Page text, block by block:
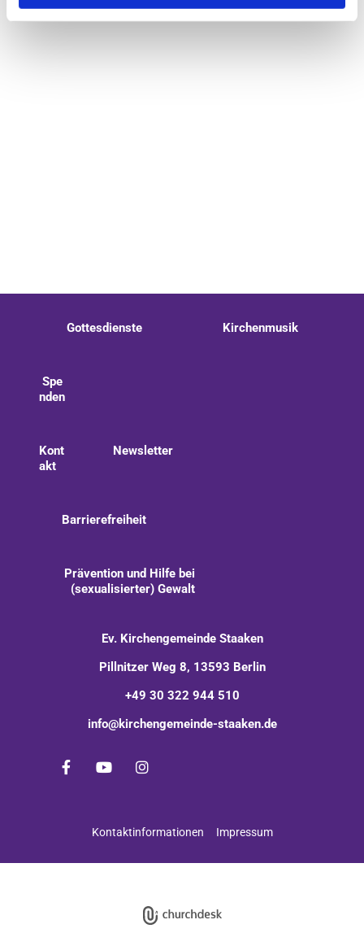
Gottesdienste Kirchenmusik
Spe
nden
Kont
akt
Newsletter
Barrierefreiheit
Prävention und Hilfe bei
(sexualisierter) Gewalt
Ev. Kirchengemeinde Staaken
Pillnitzer Weg 8, 13593 Berlin
+49 30 322 944 510
info@kirchengemeinde-staaken.de
Kontaktinformationen Impressum